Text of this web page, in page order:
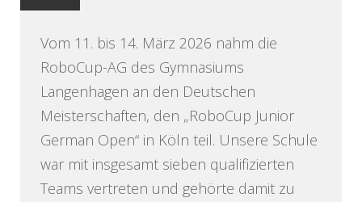
Vom 11. bis 14. März 2026 nahm die
RoboCup-AG des Gymnasiums
Langenhagen an den Deutschen
Meisterschaften, den „RoboCup Junior
German Open“ in Köln teil. Unsere Schule
war mit insgesamt sieben qualifizierten
Teams vertreten und gehörte damit zu